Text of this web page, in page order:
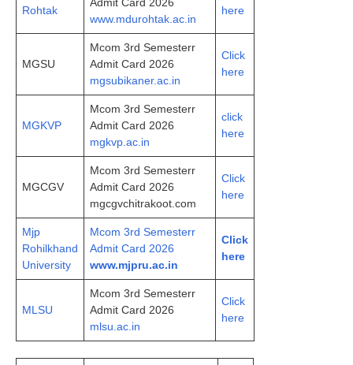
Rohtak
Admit Card 2026
www.mdurohtak.ac.in
here
MGSU
Mcom 3rd Semesterr
Admit Card 2026
mgsubikaner.ac.in
Click
here
MGKVP
Mcom 3rd Semesterr
Admit Card 2026
mgkvp.ac.in
click
here
MGCGV
Mcom 3rd Semesterr
Admit Card 2026
mgcgvchitrakoot.com
Click
here
Mjp
Rohilkhand
University
Mcom 3rd Semesterr
Admit Card 2026
www.mjpru.ac.in
Click
here
MLSU
Mcom 3rd Semesterr
Admit Card 2026
mlsu.ac.in
Click
here